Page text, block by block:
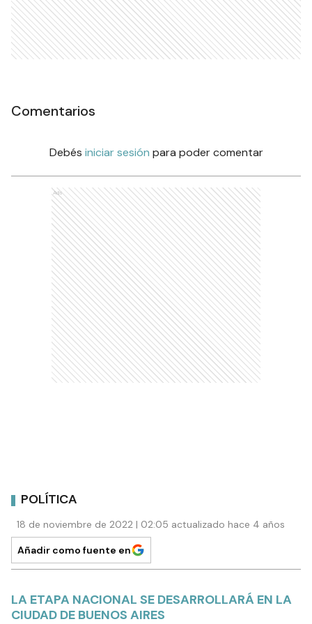
Comentarios
Debés iniciar sesión para poder comentar
Ads
POLÍTICA
18 de noviembre de 2022 | 02:05 actualizado hace 4 años
Añadir como fuente en
LA ETAPA NACIONAL SE DESARROLLARÁ EN LA
CIUDAD DE BUENOS AIRES